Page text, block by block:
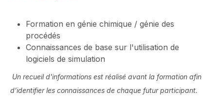
Formation en génie chimique / génie des
procédés
Connaissances de base sur l'utilisation de
logiciels de simulation
Un recueil d'informations est réalisé avant la formation afin
d’identifier les connaissances de chaque futur participant.